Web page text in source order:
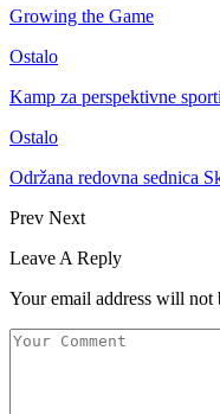
Growing the Game
Ostalo
Kamp za perspektivne
Ostalo
Održana redovna sednica
Prev Next
Leave A Reply
Your email address will not